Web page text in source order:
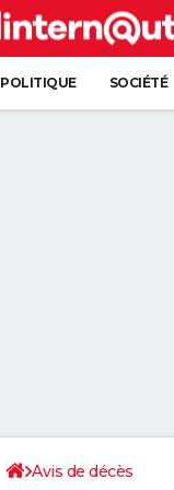
POLITIQUE SOCIÉTÉ
Avis de décès